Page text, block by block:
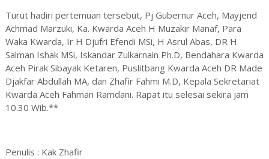
Turut hadiri pertemuan tersebut, Pj Gubernur Aceh, Mayjend
Achmad Marzuki, Ka. Kwarda Aceh H Muzakir Manaf, Para
Waka Kwarda, Ir H Djufri Efendi MSi, H Asrul Abas, DR H
Salman Ishak MSi, Iskandar Zulkarnain Ph.D, Bendahara Kwarda
Aceh Pirak Sibayak Ketaren, Puslitbang Kwarda Aceh DR Made
Djakfar Abdullah MA, dan Zhafir Fahmi M.D, Kepala Sekretariat
Kwarda Aceh Fahman Ramdani. Rapat itu selesai sekira jam
10.30 Wib.**
Penulis : Kak Zhafir